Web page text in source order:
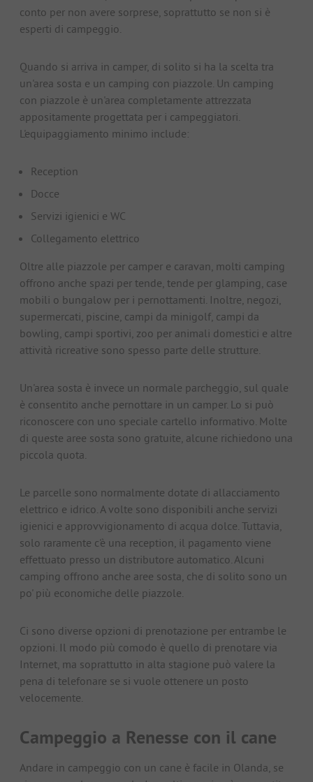
conto per non avere sorprese, soprattutto se non si è
esperti di campeggio.
Quando si arriva in camper, di solito si ha la scelta tra
un'area sosta e un camping con piazzole. Un camping
con piazzole è un'area completamente attrezzata
appositamente progettata per i campeggiatori.
L'equipaggiamento minimo include:
Reception
Docce
Servizi igienici e WC
Collegamento elettrico
Oltre alle piazzole per camper e caravan, molti camping
offrono anche spazi per tende, tende per glamping, case
mobili o bungalow per i pernottamenti. Inoltre, negozi,
supermercati, piscine, campi da minigolf, campi da
bowling, campi sportivi, zoo per animali domestici e altre
attività ricreative sono spesso parte delle strutture.
Un'area sosta è invece un normale parcheggio, sul quale
è consentito anche pernottare in un camper. Lo si può
riconoscere con uno speciale cartello informativo. Molte
di queste aree sosta sono gratuite, alcune richiedono una
piccola quota.
Le parcelle sono normalmente dotate di allacciamento
elettrico e idrico. A volte sono disponibili anche servizi
igienici e approvvigionamento di acqua dolce. Tuttavia,
solo raramente c'è una reception, il pagamento viene
effettuato presso un distributore automatico. Alcuni
camping offrono anche aree sosta, che di solito sono un
po' più economiche delle piazzole.
Ci sono diverse opzioni di prenotazione per entrambe le
opzioni. Il modo più comodo è quello di prenotare via
Internet, ma soprattutto in alta stagione può valere la
pena di telefonare se si vuole ottenere un posto
velocemente.
Campeggio a Renesse con il cane
Andare in campeggio con un cane è facile in Olanda, se